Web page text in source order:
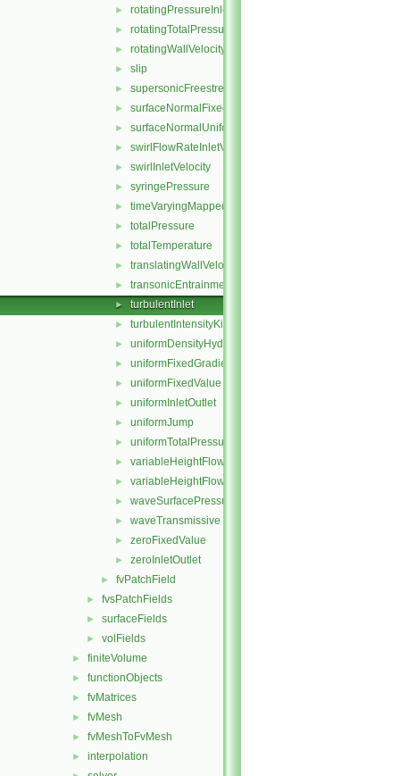
► rotatingPressureInletOutletVelocity
► rotatingTotalPressure
► rotatingWallVelocity
► slip
► supersonicFreestream
► surfaceNormalFixedValue
► surfaceNormalUniformFixedValue
► swirlFlowRateInletVelocity
► swirlInletVelocity
► syringePressure
► timeVaryingMappedFixedValue
► totalPressure
► totalTemperature
► translatingWallVelocity
► transonicEntrainmentPressure
► turbulentInlet
► turbulentIntensityKineticEnergyInlet
► uniformDensityHydrostaticPressure
► uniformFixedGradient
► uniformFixedValue
► uniformInletOutlet
► uniformJump
► uniformTotalPressure
► variableHeightFlowRate
► variableHeightFlowRateInletVelocity
► waveSurfacePressure
► waveTransmissive
► zeroFixedValue
► zeroInletOutlet
► fvPatchField
► fvsPatchFields
► surfaceFields
► volFields
► finiteVolume
► functionObjects
► fvMatrices
► fvMesh
► fvMeshToFvMesh
► interpolation